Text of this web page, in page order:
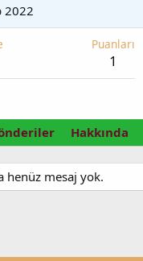
2022
Puanları
1
Hakkında
henüz mesaj yok.